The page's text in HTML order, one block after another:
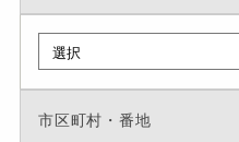
市区町村・番地